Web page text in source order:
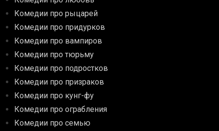
Комедии про рыцарей
Комедии про придурков
Комедии про вампиров
Комедии про тюрьму
Комедии про подростков
Комедии про призраков
Комедии про кунг-фу
Комедии про ограбления
Комедии про семью